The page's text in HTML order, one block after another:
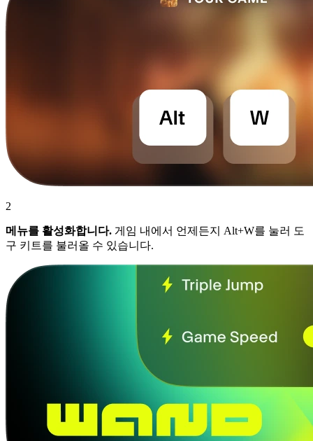
2
메뉴를 활성화합니다. 게임 내에서 언제든지 Alt+W를 눌러 도
구 키트를 불러올 수 있습니다.